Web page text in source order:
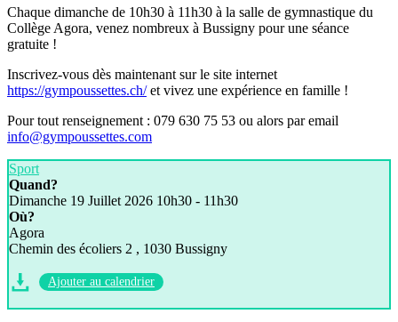
Chaque dimanche de 10h30 à 11h30 à la salle de gymnastique du
Collège Agora, venez nombreux à Bussigny pour une séance
gratuite !
Inscrivez-vous dès maintenant sur le site internet
https://gympoussettes.ch/et vivez une expérience en famille !
Pour tout renseignement : 079 630 75 53 ou alors par email
info@gympoussettes.com
Sport
Quand?
Dimanche 19 Juillet 2026 10h30 - 11h30
Où?
Agora
Chemin des écoliers 2 , 1030 Bussigny
Ajouter au calendrier